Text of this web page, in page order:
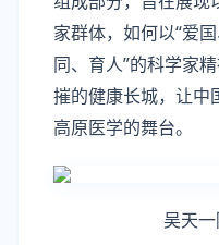
家群体，如何以“爱
同、育人”的科学家
摧的健康长城，让中
高原医学的舞台。
吴天